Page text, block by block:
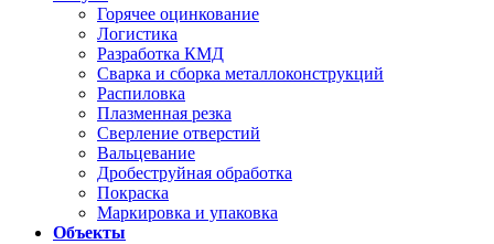
Горячее оцинкование
Логистика
Разработка КМД
Сварка и сборка металлоконструкций
Распиловка
Плазменная резка
Сверление отверстий
Вальцевание
Дробеструйная обработка
Покраска
Маркировка и упаковка
Объекты